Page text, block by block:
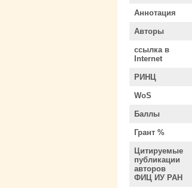
Аннотация
Авторы
ссылка в
Internet
РИНЦ
WoS
Баллы
Грант %
Цитируемые
публикации
авторов
ФИЦ ИУ РАН